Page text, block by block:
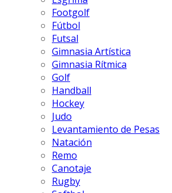
Footgolf
Fútbol
Futsal
Gimnasia Artística
Gimnasia Rítmica
Golf
Handball
Hockey
Judo
Levantamiento de Pesas
Natación
Remo
Canotaje
Rugby